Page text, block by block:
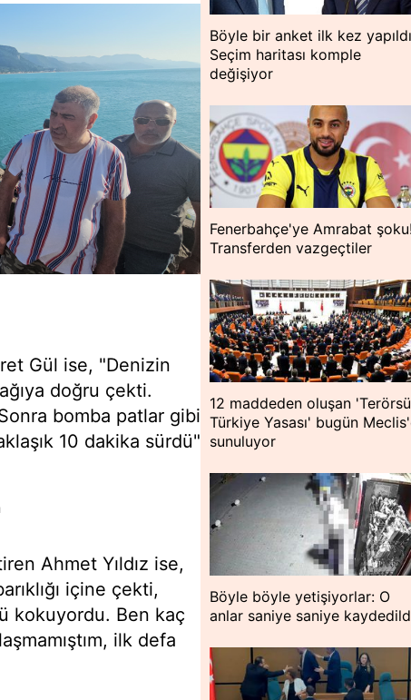
Gül ise, "Denizin
doğru çekti.
bomba patlar gibi
10 dakika sürdü"
Ahmet Yıldız ise,
içine çekti,
kokuyordu. Ben kaç
ilk defa
Böyle bir anket ilk kez
Seçim haritası komple
değişiyor
Fenerbahçe'ye Amrabat şoku!
Transferden vazgeçtiler
12 maddeden oluşan
Türkiye Yasası' bugün
sunuluyor
Böyle böyle yetişiyorlar: O
anlar saniye saniye